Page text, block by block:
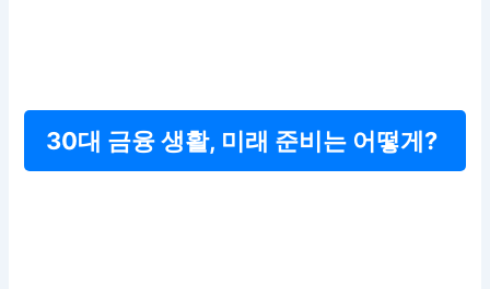
30대 금융 생활, 미래 준비는 어떻게?